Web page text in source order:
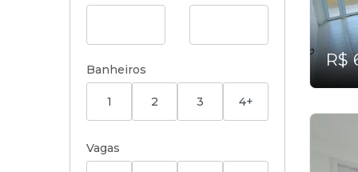
Banheiros
1 2 3 4+
Vagas
R$